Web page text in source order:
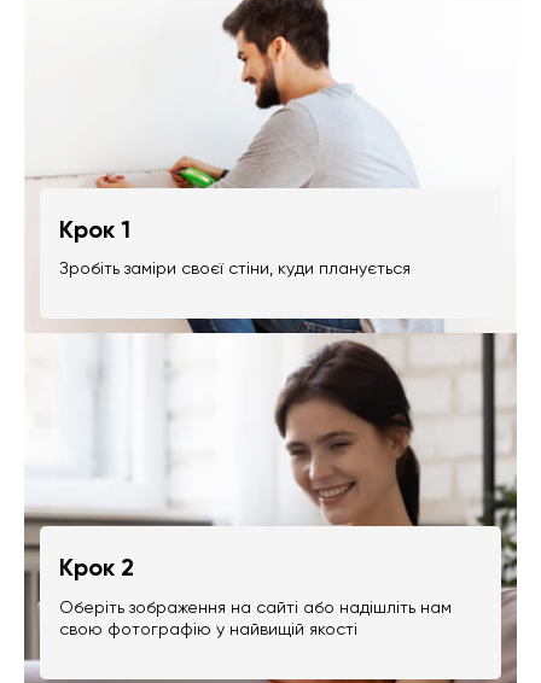
Крок 1
Зробіть заміри своєї стіни, куди планується
Крок 2
Оберіть зображення на сайті або надішліть нам
свою фотографію у найвищій якості